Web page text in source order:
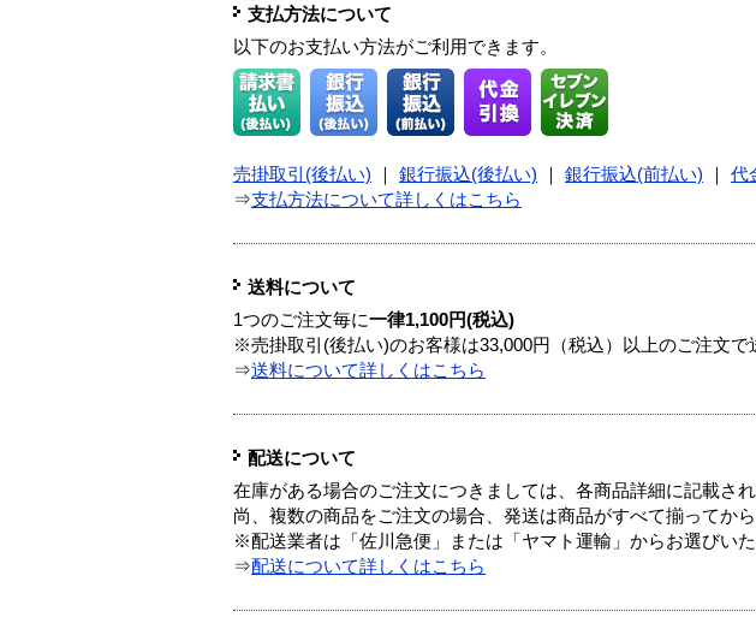
支払方法について
以下のお支払い方法がご利用できます。
売掛取引(後払い) 銀行振込(後払い) 銀行振込(前払い) 代
⇒支払方法について詳しくはこちら
送料について
1つのご注文毎に一律1,100円(税込)
※売掛取引(後払い)のお客様は33,000円（税込）以上のご注文で
⇒送料について詳しくはこちら
配送について
在庫がある場合のご注文につきましては、各商品詳細に記載さ
尚、複数の商品をご注文の場合、発送は商品がすべて揃ってから
※配送業者は「佐川急便」または「ヤマト運輸」からお選びい
⇒配送について詳しくはこちら